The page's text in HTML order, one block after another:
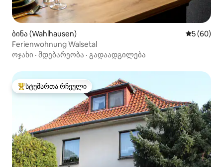
ბინა (Wahlhausen) საშუალო
5 (60)
Ferienwohnung Walsetal
ოჯახი · მდებარეობა · გადაადგილება
სტუმართა რჩეული მოწინავე ვარიანტი
სტუმართა რჩეული